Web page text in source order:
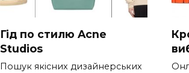
Гід по стилю Acne
Studios
Пошук якісних дизайнерських